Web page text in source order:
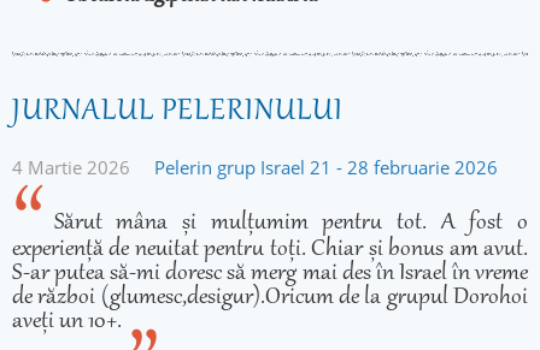
JURNALUL PELERINULUI
4 Martie 2026 Pelerin grup Israel 21 - 28 februarie 2026
Sărut mâna și mulțumim pentru tot. A fost o
experiență de neuitat pentru toți. Chiar și bonus am avut.
S-ar putea să-mi doresc să merg mai des în Israel în vreme
de război (glumesc,desigur).Oricum de la grupul Dorohoi
aveți un 10+.